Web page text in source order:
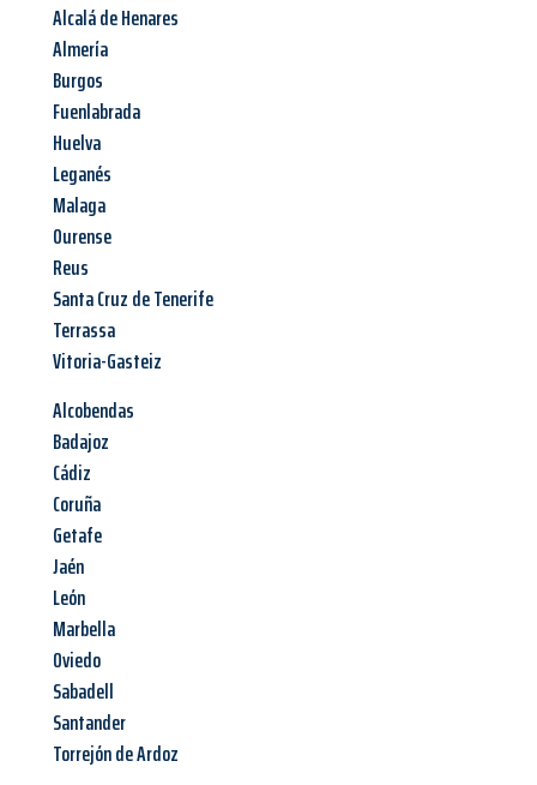
Alcalá de Henares
Almería
Burgos
Fuenlabrada
Huelva
Leganés
Malaga
Ourense
Reus
Santa Cruz de Tenerife
Terrassa
Vitoria-Gasteiz
Alcobendas
Badajoz
Cádiz
Coruña
Getafe
Jaén
León
Marbella
Oviedo
Sabadell
Santander
Torrejón de Ardoz